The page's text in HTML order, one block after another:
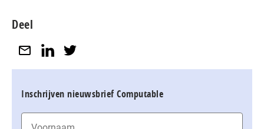
Deel
Inschrijven nieuwsbrief Computable